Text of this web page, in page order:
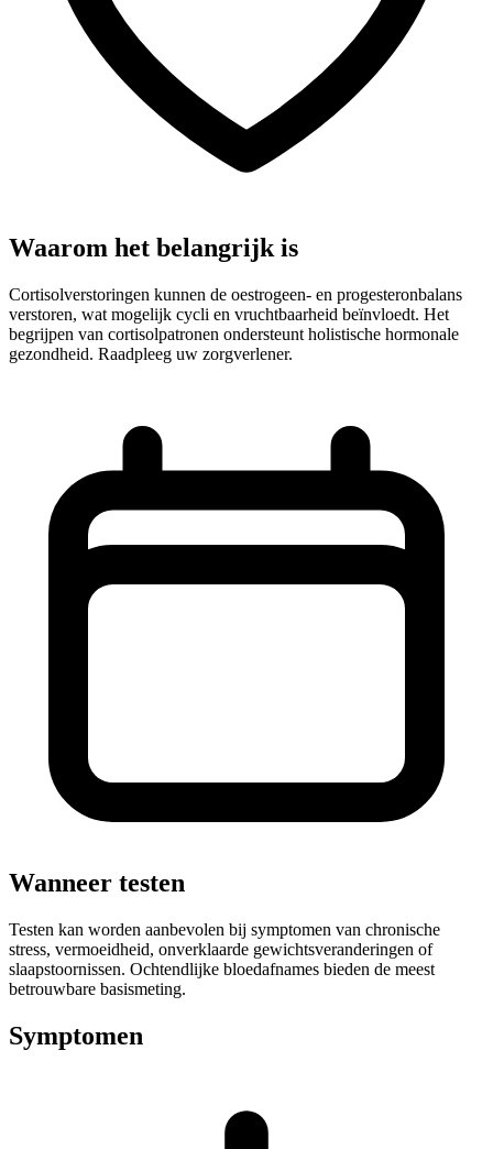
Waarom het belangrijk is
Cortisolverstoringen kunnen de oestrogeen- en progesteronbalans
verstoren, wat mogelijk cycli en vruchtbaarheid beïnvloedt. Het
begrijpen van cortisolpatronen ondersteunt holistische hormonale
gezondheid. Raadpleeg uw zorgverlener.
Wanneer testen
Testen kan worden aanbevolen bij symptomen van chronische
stress, vermoeidheid, onverklaarde gewichtsveranderingen of
slaapstoornissen. Ochtendlijke bloedafnames bieden de meest
betrouwbare basismeting.
Symptomen